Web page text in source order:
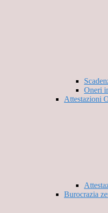
Oneri
Attestazioni
Burocrazia